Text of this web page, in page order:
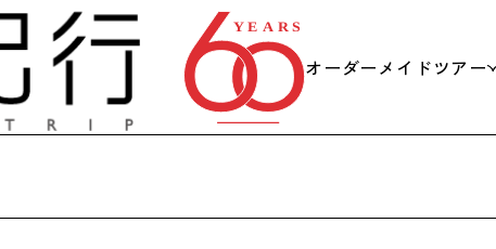
オーダーメイドツアー
当日までの流れ